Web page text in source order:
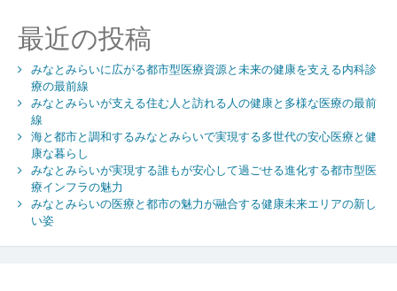
ョ
ン
最近の投稿
みなとみらいに広がる都市型医療資源と未来の健康を支える内科診
療の最前線
みなとみらいが支える住む人と訪れる人の健康と多様な医療の最前
線
海と都市と調和するみなとみらいで実現する多世代の安心医療と健
康な暮らし
みなとみらいが実現する誰もが安心して過ごせる進化する都市型医
療インフラの魅力
みなとみらいの医療と都市の魅力が融合する健康未来エリアの新し
い姿